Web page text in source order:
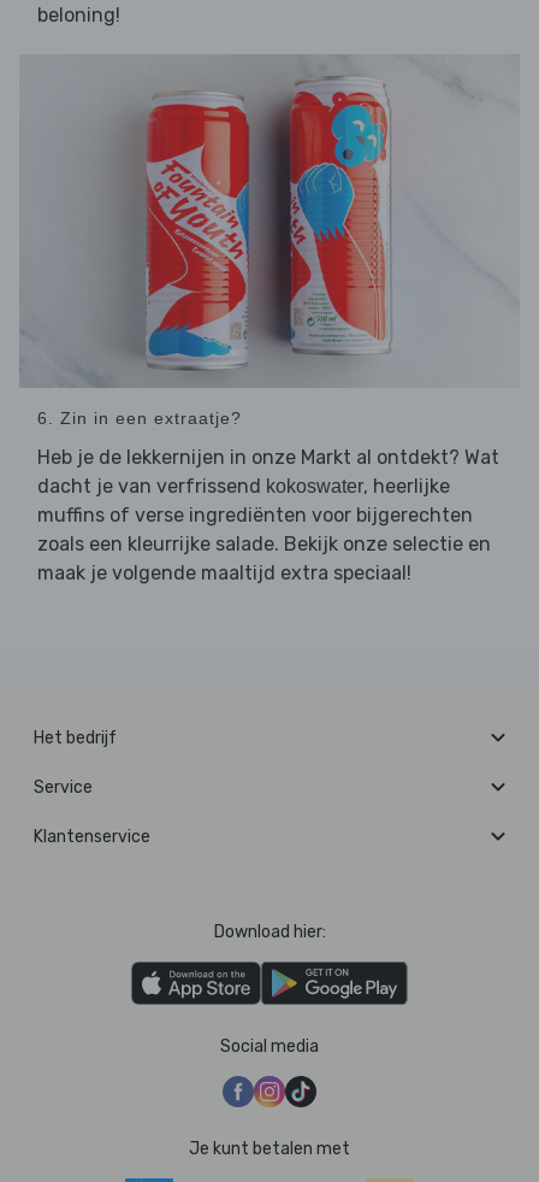
beloning!
6. Zin in een extraatje?
Heb je de lekkernijen in onze Markt al ontdekt? Wat
dacht je van verfrissend kokoswater, heerlijke
muffins of verse ingrediënten voor bijgerechten
zoals een kleurrijke salade. Bekijk onze selectie en
maak je volgende maaltijd extra speciaal!
Het bedrijf
Service
Klantenservice
Download hier:
Social media
Je kunt betalen met